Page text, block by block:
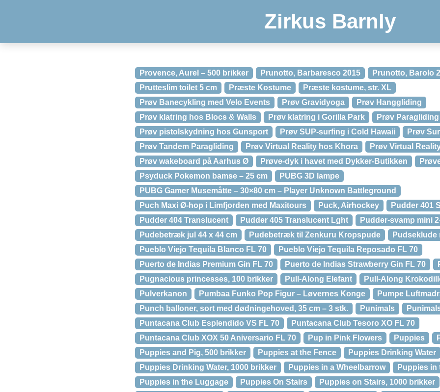
Zirkus Barnly
Provence, Aurel – 500 brikker Prunotto, Barbaresco 2015
Prunotto, Barolo
Prutteslim toilet 5 cm
Præste Kostume
Præste kostume, str. XL
Prøv Banecykling med Velo Events
Prøv Gravidyoga
Prøv Hanggliding
Prøv klatring hos Blocs & Walls
Prøv klatring i Gorilla Park
Prøv Paragliding
Prøv pistolskydning hos Gunsport
Prøv SUP-surfing i Cold Hawaii
Prøv
Prøv Tandem Paragliding
Prøv Virtual Reality hos Khora
Prøv Virtual
Prøv wakeboard på Aarhus Ø
Prøve-dyk i havet med Dykker-Butikken
Psyduck Pokemon bamse – 25 cm
PUBG 3D lampe
PUBG Gamer Musemåtte – 30×80 cm – Player Unknown Battleground
Puch Maxi Ø-hop i Limfjorden med Maxitours
Puck, Airhockey
Pudder 401
Pudder 404 Translucent
Pudder 405 Translucent Lght
Pudder-svamp mini
Pudebetræk jul 44 x 44 cm
Pudebetræk til Zenkuru Kropspude
Pueblo Viejo Tequila Blanco FL 70
Pueblo Viejo Tequila Reposado FL 70
Puerto de Indias Premium Gin FL 70
Puerto de Indias Strawberry Gin FL 70
Pugnacious princesses, 100 brikker
Pull-Along Elefant Pull-Along
Pulverkanon
Pumbaa Funko Pop Figur – Løvernes Konge
Pumpe
Punch balloner, sort med dødningehoved, 35 cm – 3 stk.
Punimals
Puntacana Club Esplendido VS FL 70
Puntacana Club Tesoro XO FL 70
Puntacana Club XOX 50 Aniversario FL 70
Pup in Pink Flowers Puppies
Puppies and Pig, 500 brikker
Puppies at the Fence
Puppies Drinking Water
Puppies Drinking Water, 1000 brikker
Puppies in a Wheelbarrow
Puppies in
Puppies in the Luggage
Puppies On Stairs
Puppies on Stairs, 1000 brikker